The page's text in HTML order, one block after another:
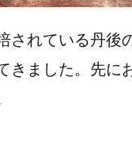
されている丹後
きました。先に